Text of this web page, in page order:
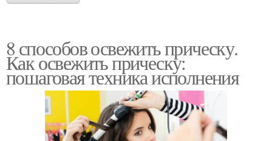
8 способов освежить прическу.
Как освежить прическу:
пошаговая техника исполнения